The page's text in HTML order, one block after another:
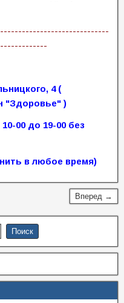
4 (
"Здоровье" )
00 до 19-00 без
в любое время)
Вперед →